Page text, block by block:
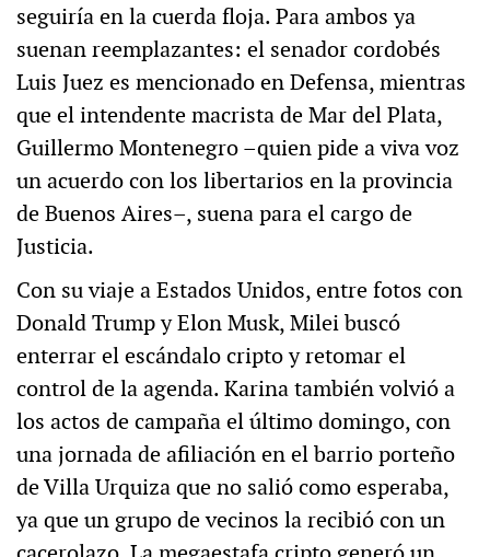
seguiría en la cuerda floja. Para ambos ya
suenan reemplazantes: el senador cordobés
Luis Juez es mencionado en Defensa, mientras
que el intendente macrista de Mar del Plata,
Guillermo Montenegro –quien pide a viva voz
un acuerdo con los libertarios en la provincia
de Buenos Aires–, suena para el cargo de
Justicia.
Con su viaje a Estados Unidos, entre fotos con
Donald Trump y Elon Musk, Milei buscó
enterrar el escándalo cripto y retomar el
control de la agenda. Karina también volvió a
los actos de campaña el último domingo, con
una jornada de afiliación en el barrio porteño
de Villa Urquiza que no salió como esperaba,
ya que un grupo de vecinos la recibió con un